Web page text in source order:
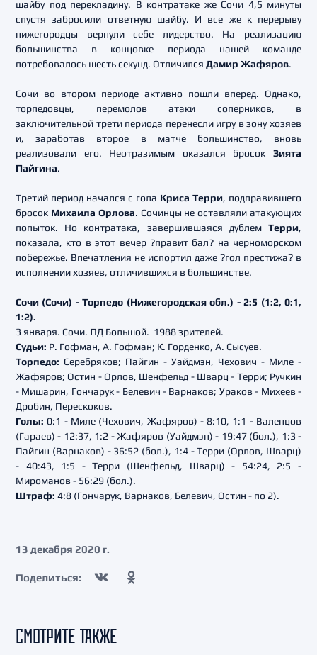
шайбу под перекладину. В контратаке же Сочи 4,5 минуты
спустя забросили ответную шайбу. И все же к перерыву
нижегородцы вернули себе лидерство. На реализацию
большинства в концовке периода нашей команде
потребовалось шесть секунд. Отличился Дамир Жафяров.
Сочи во втором периоде активно пошли вперед. Однако,
торпедовцы, перемолов атаки соперников, в
заключительной трети периода перенесли игру в зону хозяев
и, заработав второе в матче большинство, вновь
реализовали его. Неотразимым оказался бросок Зията
Пайгина.
Третий период начался с гола Криса Терри, подправившего
бросок Михаила Орлова. Сочинцы не оставляли атакующих
попыток. Но контратака, завершившаяся дублем Терри,
показала, кто в этот вечер ?правит бал? на черноморском
побережье. Впечатления не испортил даже ?гол престижа? в
исполнении хозяев, отличившихся в большинстве.
Сочи (Сочи) - Торпедо (Нижегородская обл.) - 2:5 (1:2, 0:1,
1:2).
3 января. Сочи. ЛД Большой. 1988 зрителей.
Судьи: Р. Гофман, А. Гофман; К. Горденко, А. Сысуев.
Торпедо: Серебряков; Пайгин - Уайдмэн, Чехович - Миле -
Жафяров; Остин - Орлов, Шенфельд - Шварц - Терри; Ручкин
- Мишарин, Гончарук - Белевич - Варнаков; Ураков - Михеев -
Дробин, Перескоков.
Голы: 0:1 - Миле (Чехович, Жафяров) - 8:10, 1:1 - Валенцов
(Гараев) - 12:37, 1:2 - Жафяров (Уайдмэн) - 19:47 (бол.), 1:3 -
Пайгин (Варнаков) - 36:52 (бол.), 1:4 - Терри (Орлов, Шварц)
- 40:43, 1:5 - Терри (Шенфельд, Шварц) - 54:24, 2:5 -
Мироманов - 56:29 (бол.).
Штраф: 4:8 (Гончарук, Варнаков, Белевич, Остин - по 2).
13 декабря 2020 г.
Поделиться:
СМОТРИТЕ ТАКЖЕ